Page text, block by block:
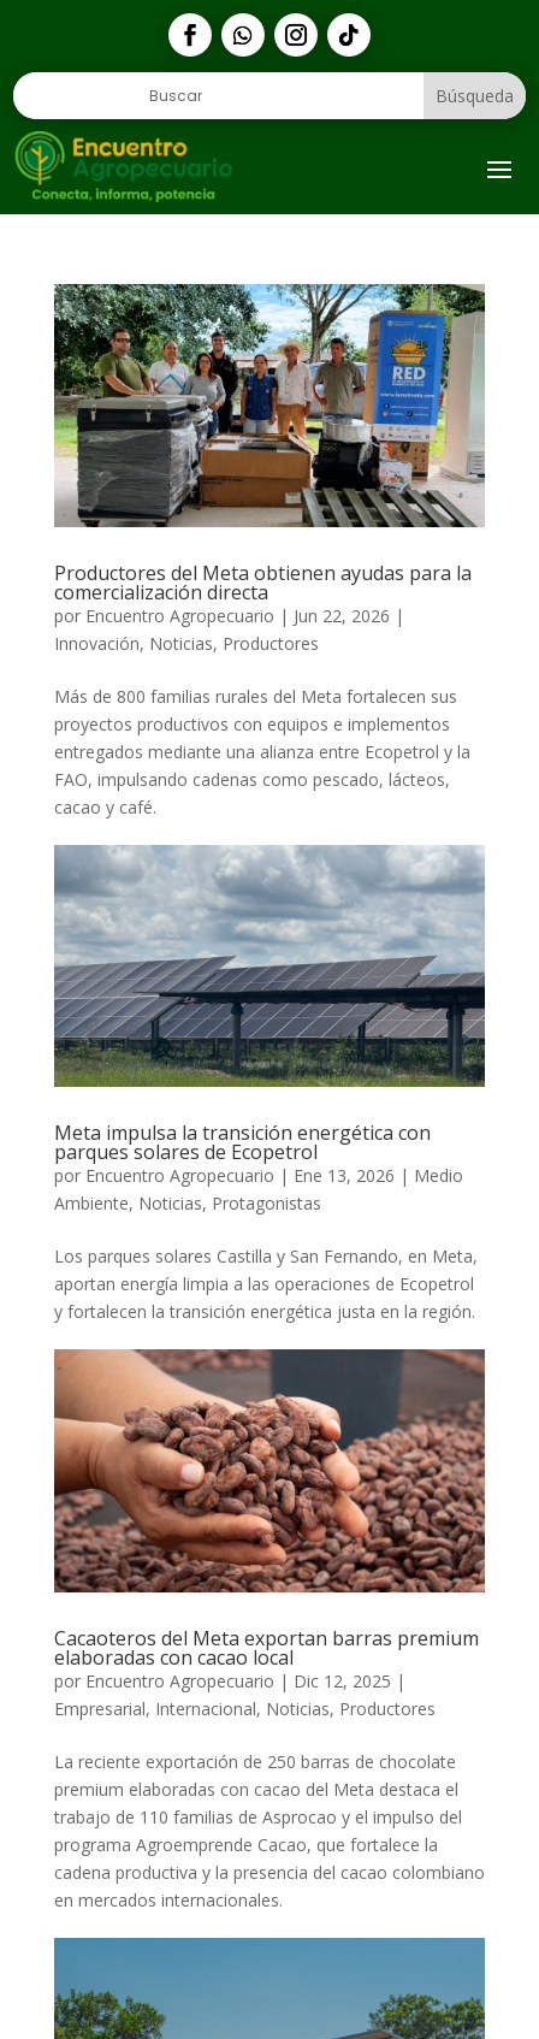
Productores del Meta obtienen ayudas para la
comercialización directa
por Encuentro Agropecuario | Jun 22, 2026 |
Innovación, Noticias, Productores
Más de 800 familias rurales del Meta fortalecen sus
proyectos productivos con equipos e implementos
entregados mediante una alianza entre Ecopetrol y la
FAO, impulsando cadenas como pescado, lácteos,
cacao y café.
Meta impulsa la transición energética con
parques solares de Ecopetrol
por Encuentro Agropecuario | Ene 13, 2026 | Medio
Ambiente, Noticias, Protagonistas
Los parques solares Castilla y San Fernando, en Meta,
aportan energía limpia a las operaciones de Ecopetrol
y fortalecen la transición energética justa en la región.
Cacaoteros del Meta exportan barras premium
elaboradas con cacao local
por Encuentro Agropecuario | Dic 12, 2025 |
Empresarial, Internacional, Noticias, Productores
La reciente exportación de 250 barras de chocolate
premium elaboradas con cacao del Meta destaca el
trabajo de 110 familias de Asprocao y el impulso del
programa Agroemprende Cacao, que fortalece la
cadena productiva y la presencia del cacao colombiano
en mercados internacionales.